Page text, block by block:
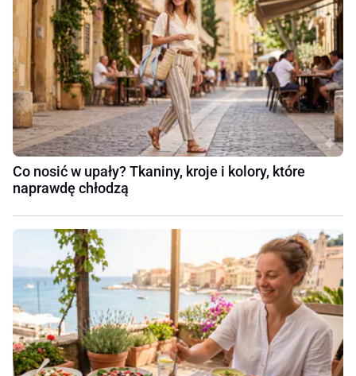
Co nosić w upały? Tkaniny, kroje i kolory, które
naprawdę chłodzą